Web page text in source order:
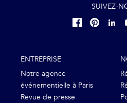
SUIVEZ-
ENTREPRISE
Notre agence
événementielle à Paris
Revue de presse